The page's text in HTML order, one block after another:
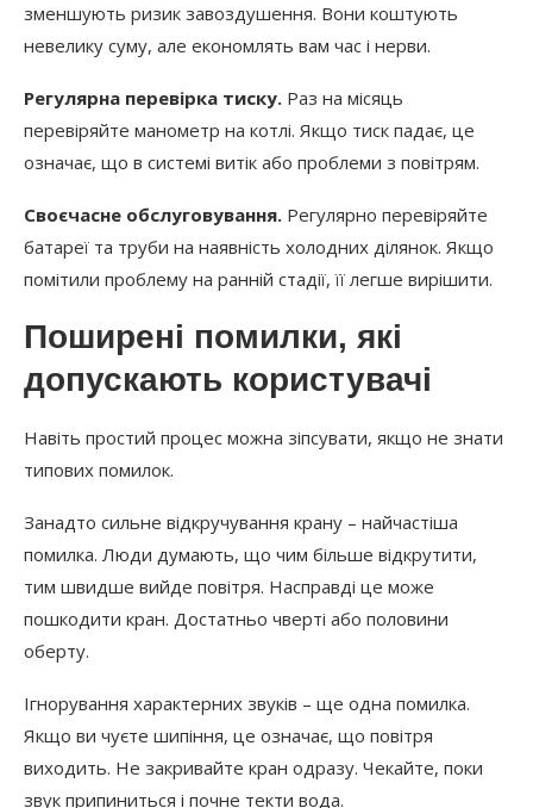
зменшують ризик завоздушення. Вони коштують
невелику суму, але економлять вам час і нерви.
Регулярна перевірка тиску. Раз на місяць
перевіряйте манометр на котлі. Якщо тиск падає, це
означає, що в системі витік або проблеми з повітрям.
Своєчасне обслуговування. Регулярно перевіряйте
батареї та труби на наявність холодних ділянок. Якщо
помітили проблему на ранній стадії, її легше вирішити.
Поширені помилки, які
допускають користувачі
Навіть простий процес можна зіпсувати, якщо не знати
типових помилок.
Занадто сильне відкручування крану – найчастіша
помилка. Люди думають, що чим більше відкрутити,
тим швидше вийде повітря. Насправді це може
пошкодити кран. Достатньо чверті або половини
оберту.
Ігнорування характерних звуків – ще одна помилка.
Якщо ви чуєте шипіння, це означає, що повітря
виходить. Не закривайте кран одразу. Чекайте, поки
звук припиниться і почне текти вода.